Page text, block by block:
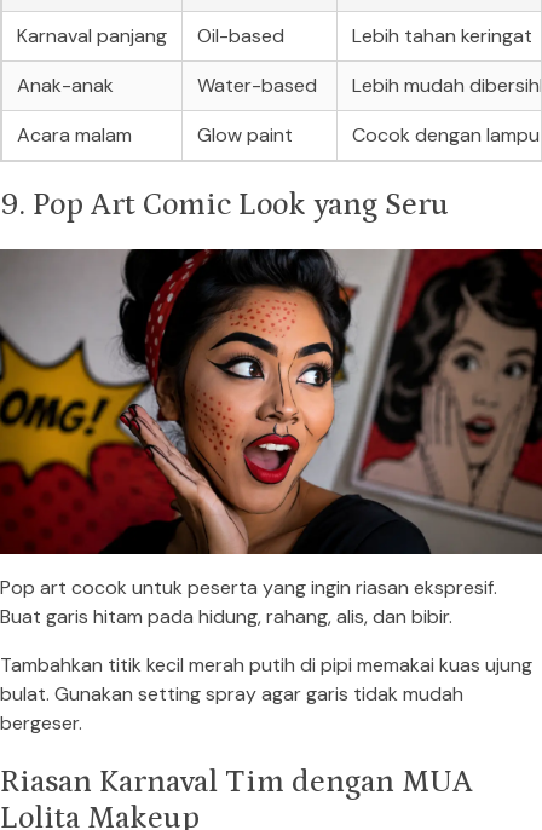
Karnaval panjang
Oil-based
Lebih tahan keringat
Anak-anak
Water-based
Lebih mudah
Acara malam
Glow paint Cocok dengan lampu
9. Pop Art Comic Look yang Seru
Pop art cocok untuk peserta yang ingin riasan ekspresif.
Buat garis hitam pada hidung, rahang, alis, dan bibir.
Tambahkan titik kecil merah putih di pipi memakai kuas ujung
bulat. Gunakan setting spray agar garis tidak mudah
bergeser.
Riasan Karnaval Tim dengan MUA
Lolita Makeup